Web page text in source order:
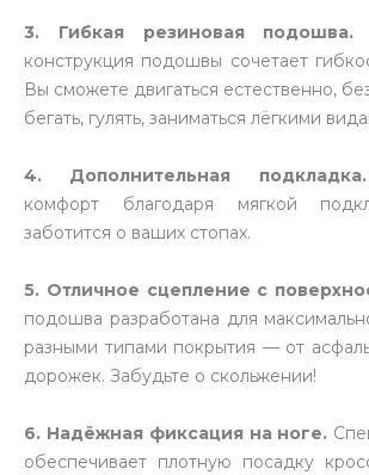
3. Гибкая резиновая подошва.
конструкция подошвы сочетает
Вы сможете двигаться естественно,
бегать, гулять, заниматься лёгкими
4. Дополнительная подкладка.
комфорт благодаря мягкой
заботится о ваших стопах.
5. Отличное сцепление с
подошва разработана для
разными типами покрытия — от
дорожек. Забудьте о скольжении!
6. Надёжная фиксация на ноге.
обеспечивает плотную посадку